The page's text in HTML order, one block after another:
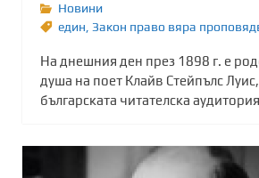
Новини
един, Закон право вяра
На днешния ден през 1898 г. е
душа на поет Клайв Стейпълс
българската читателска